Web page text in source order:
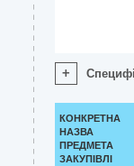
+
КОНКРЕТНА
НАЗВА
ПРЕДМЕТА
ЗАКУПІВЛІ